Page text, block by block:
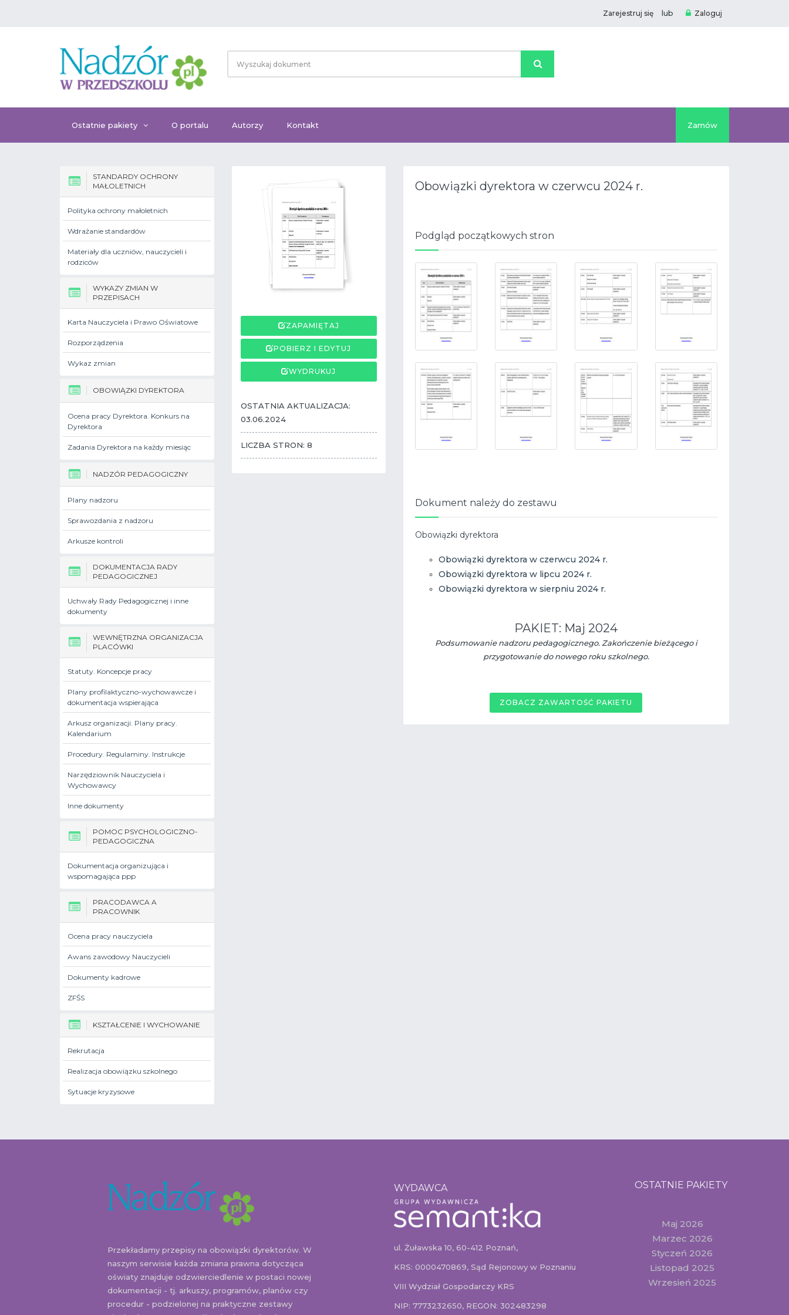
Zarejestruj się lub Zaloguj
Ostatnie pakiety O portalu Autorzy Kontakt Zamów
STANDARDY OCHRONY
MAŁOLETNICH
Polityka ochrony małoletnich
Wdrażanie standardów
Materiały dla uczniów, nauczycieli i
rodziców
WYKAZY ZMIAN W
PRZEPISACH
Karta Nauczyciela i Prawo Oświatowe
Rozporządzenia
Wykaz zmian
OBOWIĄZKI DYREKTORA
Ocena pracy Dyrektora. Konkurs na
Dyrektora
Zadania Dyrektora na każdy miesiąc
NADZÓR PEDAGOGICZNY
Plany nadzoru
Sprawozdania z nadzoru
Arkusze kontroli
DOKUMENTACJA RADY
PEDAGOGICZNEJ
Uchwały Rady Pedagogicznej i inne
dokumenty
WEWNĘTRZNA ORGANIZACJA
PLACÓWKI
Statuty. Koncepcje pracy
Plany profilaktyczno-wychowawcze i
dokumentacja wspierająca
Arkusz organizacji. Plany pracy.
Kalendarium
Procedury. Regulaminy. Instrukcje
Narzędziownik Nauczyciela i
Wychowawcy
Inne dokumenty
POMOC PSYCHOLOGICZNO-
PEDAGOGICZNA
Dokumentacja organizująca i
wspomagająca ppp
PRACODAWCA A
PRACOWNIK
Ocena pracy nauczyciela
Awans zawodowy Nauczycieli
Dokumenty kadrowe
ZFŚS
KSZTAŁCENIE I WYCHOWANIE
Rekrutacja
Realizacja obowiązku szkolnego
Sytuacje kryzysowe
ZAPAMIĘTAJ
POBIERZ I EDYTUJ
WYDRUKUJ
OSTATNIA AKTUALIZACJA:
03.06.2024
LICZBA STRON: 8
Obowiązki dyrektora w czerwcu 2024 r.
Podgląd początkowych stron
Dokument należy do zestawu
Obowiązki dyrektora
Obowiązki dyrektora w czerwcu 2024 r.
Obowiązki dyrektora w lipcu 2024 r.
Obowiązki dyrektora w sierpniu 2024 r.
PAKIET: Maj 2024
Podsumowanie nadzoru pedagogicznego. Zakończenie bieżącego i
przygotowanie do nowego roku szkolnego.
ZOBACZ ZAWARTOŚĆ PAKIETU
Przekładamy przepisy na obowiązki dyrektorów. W
naszym serwisie każda zmiana prawna dotycząca
oświaty znajduje odzwierciedlenie w postaci nowej
dokumentacji - tj. arkuszy, programów, planów czy
procedur - podzielonej na praktyczne zestawy
WYDAWCA
ul. Żuławska 10, 60-412 Poznań,
KRS: 0000470869, Sąd Rejonowy w Poznaniu
VIII Wydział Gospodarczy KRS
NIP: 7773232650, REGON: 302483298
OSTATNIE PAKIETY
Maj 2026
Marzec 2026
Styczeń 2026
Listopad 2025
Wrzesień 2025